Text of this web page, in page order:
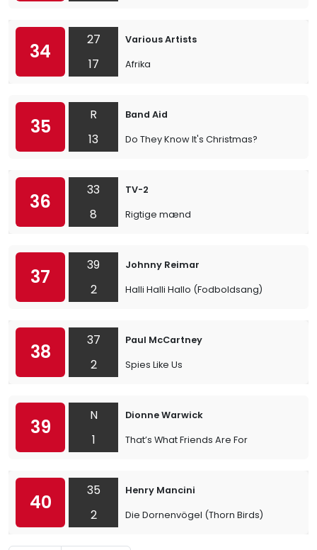
34
27
17
Various Artists
Afrika
35
R
13
Band Aid
Do They Know It's Christmas?
36
33
8
TV-2
Rigtige mænd
37
39
2
Johnny Reimar
Halli Halli Hallo (Fodboldsang)
38
37
2
Paul McCartney
Spies Like Us
39
N
1
Dionne Warwick
That’s What Friends Are For
40
35
2
Henry Mancini
Die Dornenvögel (Thorn Birds)